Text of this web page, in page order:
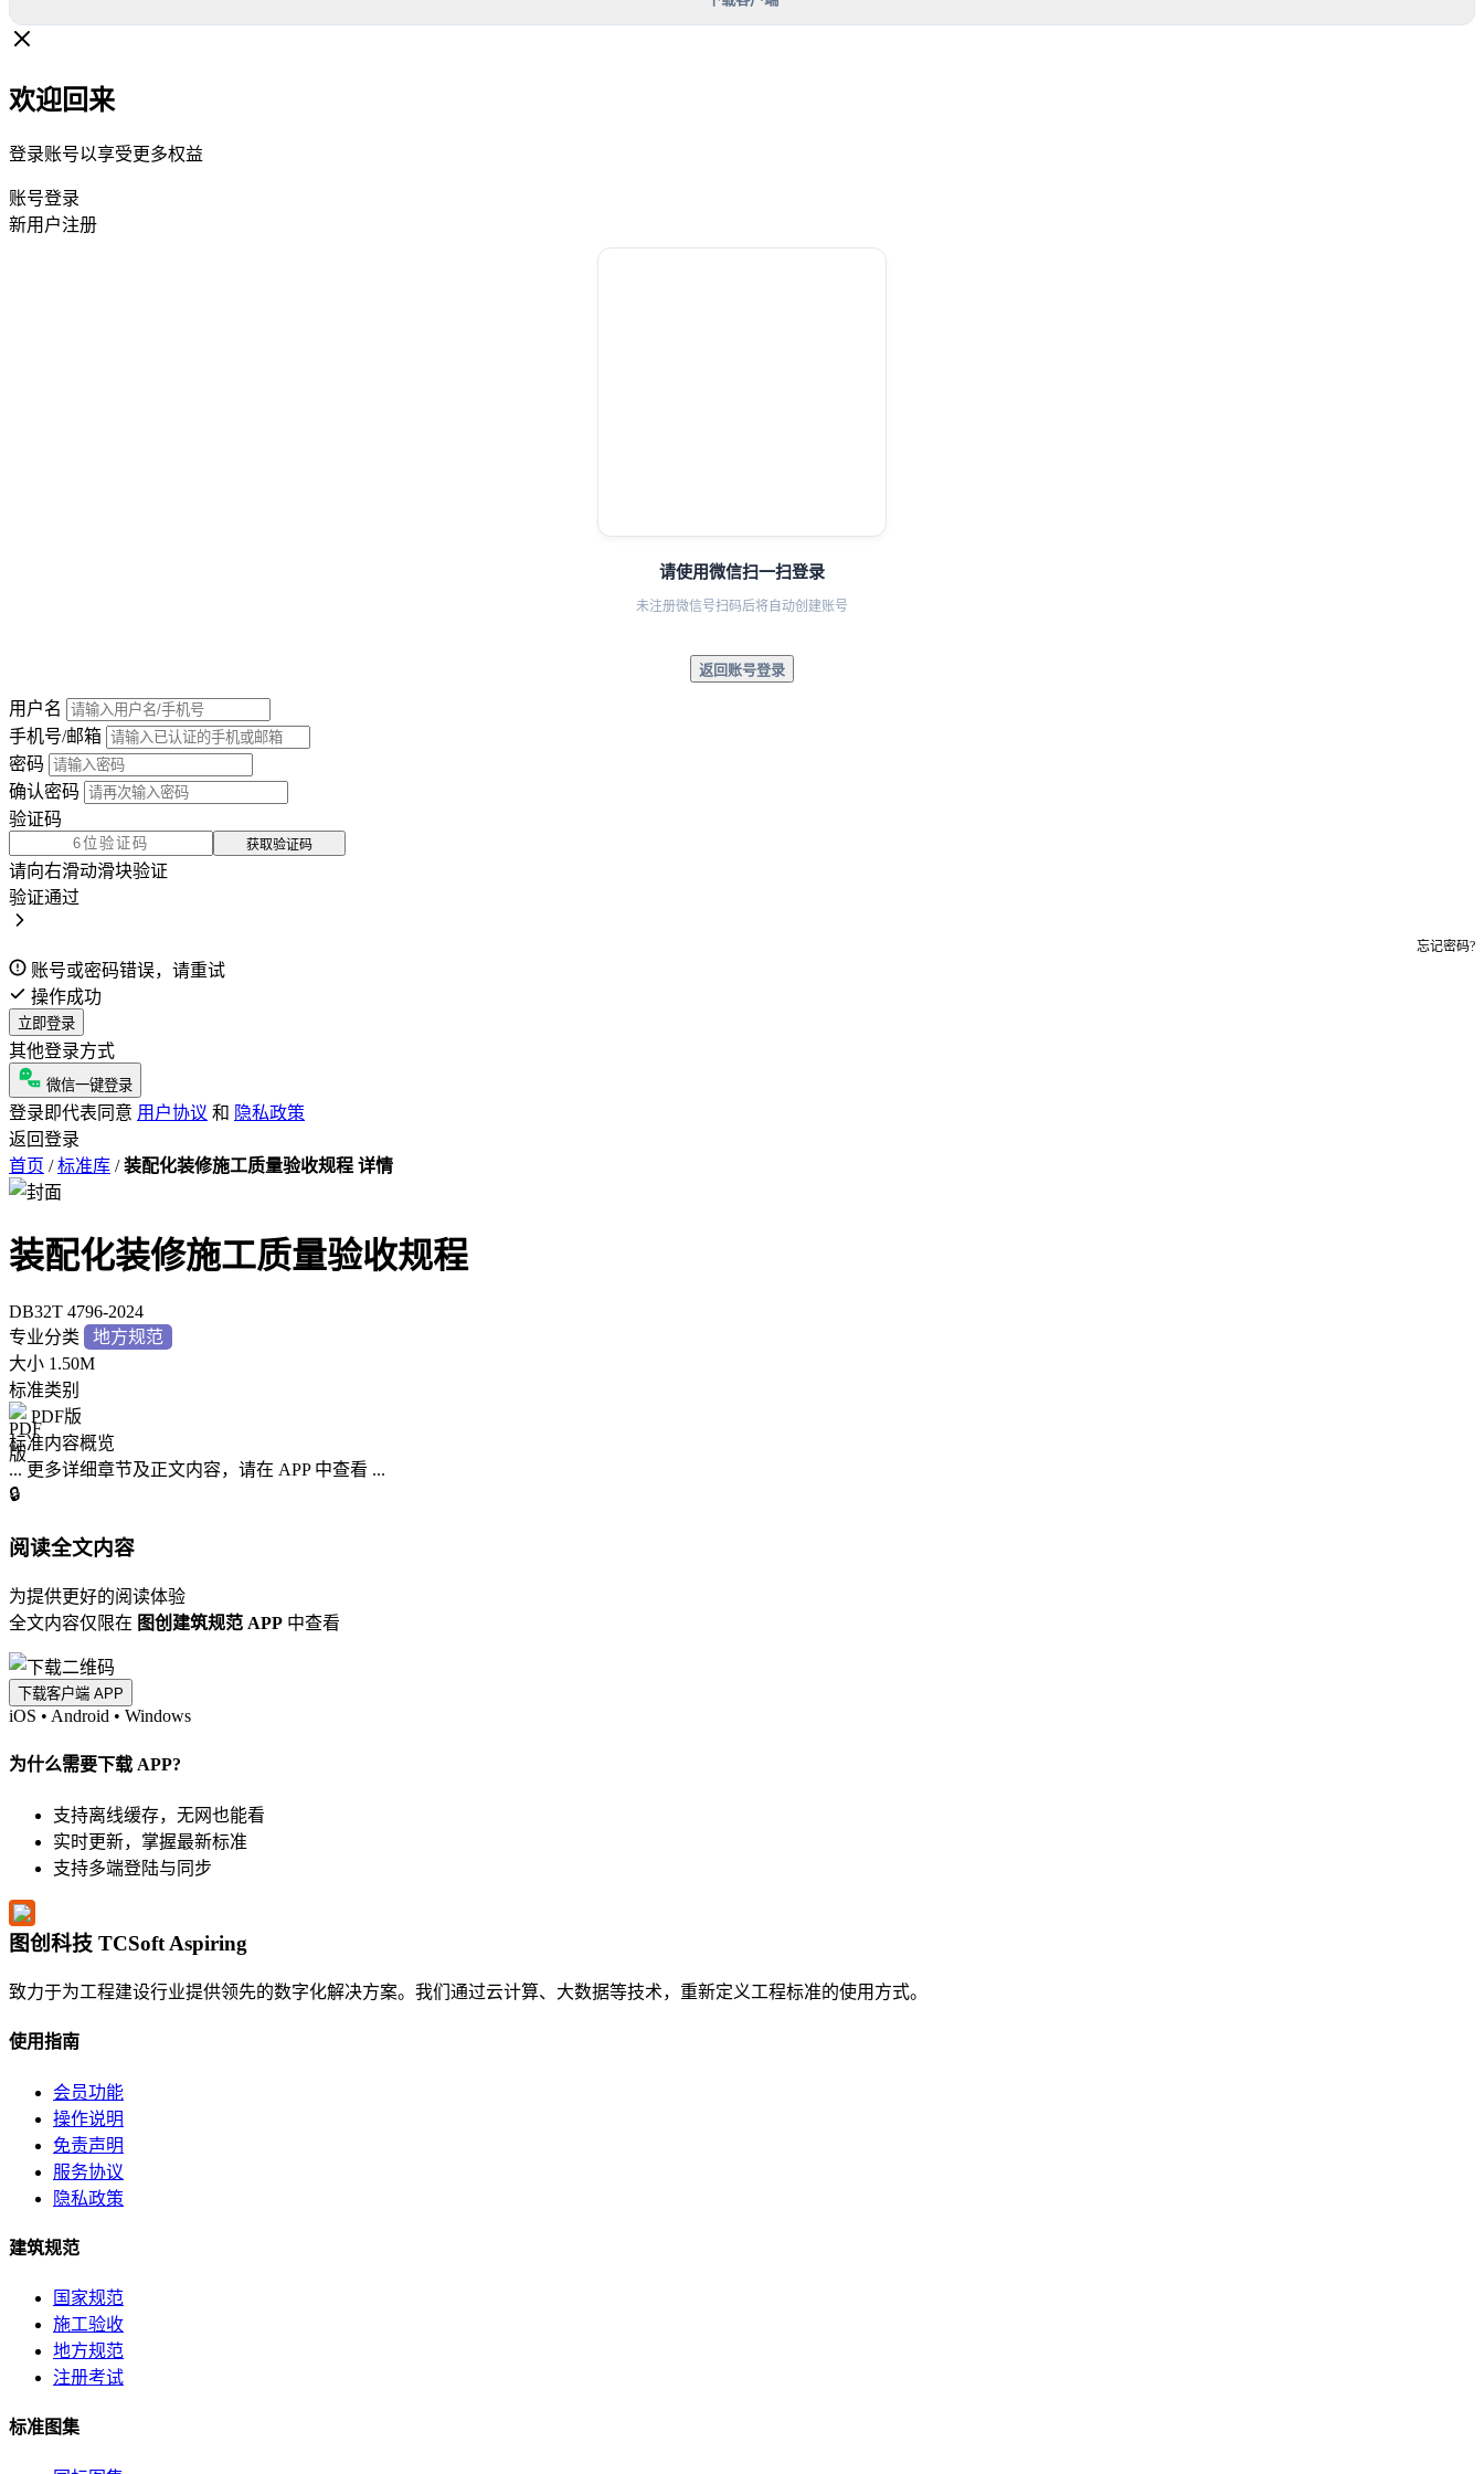
欢迎回来
登录账号以享受更多权益
账号登录
新用户注册
请使用微信扫一扫登录
未注册微信号扫码后将自动创建账号
返回账号登录
用户名
手机号/邮箱
密码
确认密码
验证码
获取验证码
请向右滑动滑块验证
验证通过
忘记密码?
账号或密码错误，请重试
操作成功
立即登录
其他登录方式
微信一键登录
登录即代表同意 用户协议 和 隐私政策
返回登录
首页 / 标准库 / 装配化装修施工质量验收规程 详情
装配化装修施工质量验收规程
DB32T 4796-2024
专业分类
地方规范
大小 1.50M
标准类别
PDF版
标准内容概览
... 更多详细章节及正文内容，请在 APP 中查看 ...
🔒
阅读全文内容
为提供更好的阅读体验
全文内容仅限在 图创建筑规范 APP 中查看
下载客户端 APP
iOS • Android • Windows
为什么需要下载 APP?
支持离线缓存，无网也能看
实时更新，掌握最新标准
支持多端登陆与同步
图创科技 TCSoft Aspiring
致力于为工程建设行业提供领先的数字化解决方案。我们通过云计算、大数据等技术，重新定义工程标准的使用方式。
使用指南
会员功能
操作说明
免责声明
服务协议
隐私政策
建筑规范
国家规范
施工验收
地方规范
注册考试
标准图集